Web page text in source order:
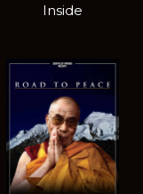
Inside